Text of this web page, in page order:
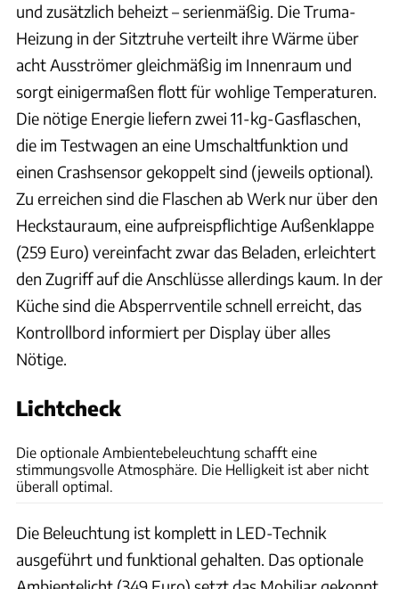
und zusätzlich beheizt – serienmäßig. Die Truma-
Heizung in der Sitztruhe verteilt ihre Wärme über
acht Ausströmer gleichmäßig im Innenraum und
sorgt einigermaßen flott für wohlige Temperaturen.
Die nötige Energie liefern zwei 11-kg-Gasflaschen,
die im Testwagen an eine Umschaltfunktion und
einen Crashsensor gekoppelt sind (jeweils optional).
Zu erreichen sind die Flaschen ab Werk nur über den
Heckstauraum, eine aufpreispflichtige Außenklappe
(259 Euro) vereinfacht zwar das Beladen, erleichtert
den Zugriff auf die Anschlüsse allerdings kaum. In der
Küche sind die Absperrventile schnell erreicht, das
Kontrollbord informiert per Display über alles
Nötige.
Lichtcheck
Die optionale Ambientebeleuchtung schafft eine
stimmungsvolle Atmosphäre. Die Helligkeit ist aber nicht
überall optimal.
Die Beleuchtung ist komplett in LED-Technik
ausgeführt und funktional gehalten. Das optionale